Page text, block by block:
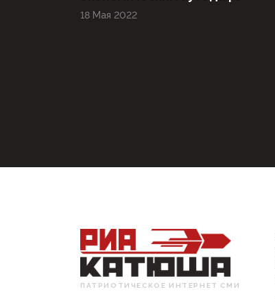
18 Мая 2022
ПАТРИОТИЧЕСКОЕ ИНТЕРНЕТ СМИ